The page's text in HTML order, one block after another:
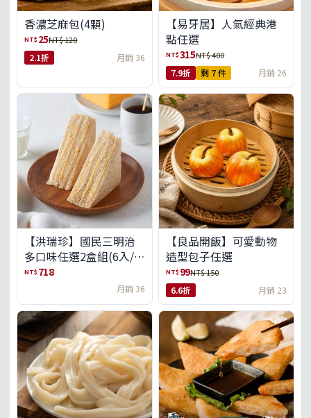
香濃芝麻包(4顆)
NT$ 25NT$ 120
2.1折 月銷 36
【易牙居】人氣經典港
點任選
NT$315NT$ 400
7.9折 剩 7 件 月銷 26
【洪瑞珍】國民三明治
多口味任選2盒組(6入/
盒)(免運)
NT$ 718
月銷 36
【良品開飯】可愛動物
造型包子任選
NT$ 99NT$ 150
6.6折 月銷 23